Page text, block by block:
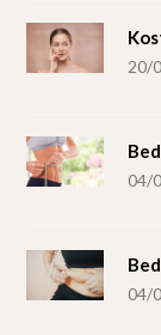
20/
04/
04/